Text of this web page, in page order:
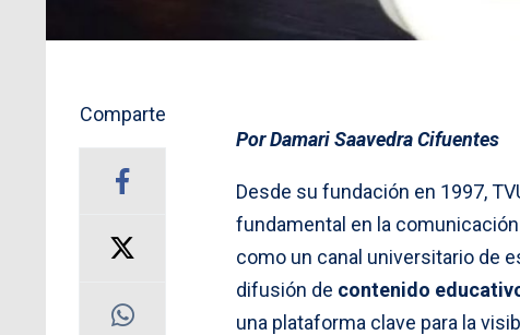
Comparte
Por Damari Saavedra Cifuentes
Desde su fundación en 1997,
fundamental en la
como un canal universitario de
difusión de contenido
una plataforma clave para la